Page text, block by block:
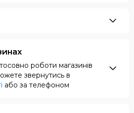
роботи магазинів
звернутись в
або за телефоном